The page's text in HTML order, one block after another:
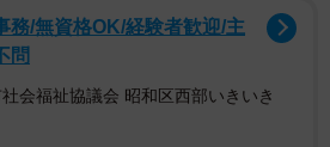
ん 地毛ですか？もう全然分から
ぱい楽しんでね〜」「由紀乃さ
」「若く見えますよ！！」「ステ
務/無資格OK/経験者歓迎/主
問
会福祉協議会 昭和区西部いきいき